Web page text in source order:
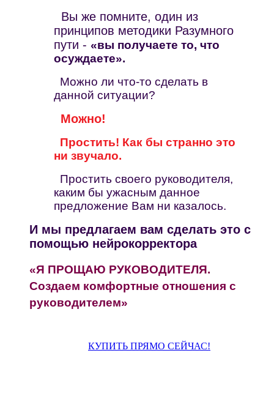
Вы же помните, один из
принципов методики Разумного
пути - «вы получаете то, что
осуждаете».
Можно ли что-то сделать в
данной ситуации?
Можно!
Простить! Как бы странно это
ни звучало.
Простить своего руководителя,
каким бы ужасным данное
предложение Вам ни казалось.
И мы предлагаем вам сделать это с
помощью нейрокорректора
«Я ПРОЩАЮ РУКОВОДИТЕЛЯ.
Создаем комфортные отношения с
руководителем»
КУПИТЬ ПРЯМО СЕЙЧАС!